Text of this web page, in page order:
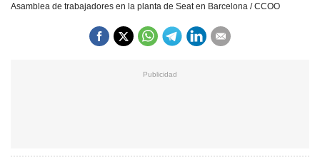
Asamblea de trabajadores en la planta de Seat en Barcelona / CCOO